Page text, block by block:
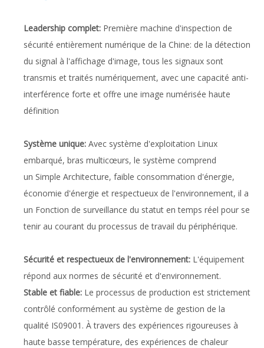
Leadership complet: Première machine d'inspection de
sécurité entièrement numérique de la Chine: de la détection
du signal à l'affichage d'image, tous les signaux sont
transmis et traités numériquement, avec une capacité anti-
interférence forte et offre une image numérisée haute
définition
Système unique: Avec système d'exploitation Linux
embarqué, bras multicœurs, le système comprend
un Simple Architecture, faible consommation d'énergie,
économie d'énergie et respectueux de l'environnement, il a
un Fonction de surveillance du statut en temps réel pour se
tenir au courant du processus de travail du périphérique.
Sécurité et respectueux de l'environnement: L'équipement
répond aux normes de sécurité et d'environnement.
Stable et fiable: Le processus de production est strictement
contrôlé conformément au système de gestion de la
qualité IS09001. À travers des expériences rigoureuses à
haute basse température, des expériences de chaleur